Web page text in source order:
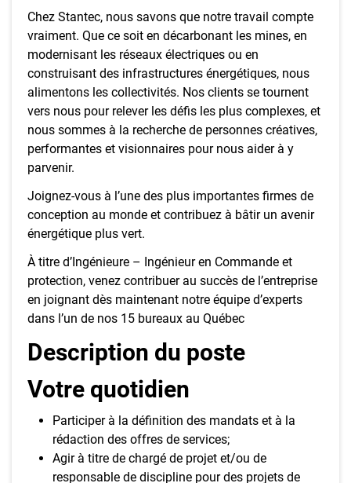
Chez Stantec, nous savons que notre travail compte
vraiment. Que ce soit en décarbonant les mines, en
modernisant les réseaux électriques ou en
construisant des infrastructures énergétiques, nous
alimentons les collectivités. Nos clients se tournent
vers nous pour relever les défis les plus complexes, et
nous sommes à la recherche de personnes créatives,
performantes et visionnaires pour nous aider à y
parvenir.
Joignez-vous à l’une des plus importantes firmes de
conception au monde et contribuez à bâtir un avenir
énergétique plus vert.
À titre d’Ingénieure – Ingénieur en Commande et
protection, venez contribuer au succès de l’entreprise
en joignant dès maintenant notre équipe d’experts
dans l’un de nos 15 bureaux au Québec
Description du poste
Votre quotidien
Participer à la définition des mandats et à la
rédaction des offres de services;
Agir à titre de chargé de projet et/ou de
responsable de discipline pour des projets de